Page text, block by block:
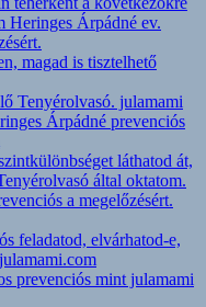
Heringes Árpádné ev.
magad is tisztelhető
Tenyérolvasó. julamami
Árpádné prevenciós
láthatod át,
által oktatom.
a megelőzésért.
feladatod, elvárhatod-e,
prevenciós mint julamami